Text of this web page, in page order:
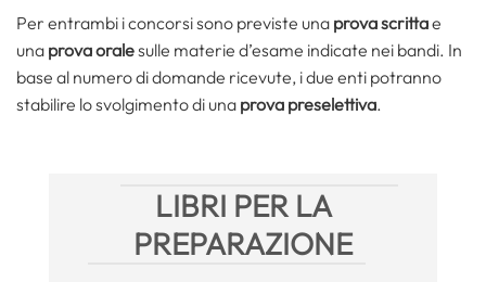
Per entrambi i concorsi sono previste una prova scrittae
una prova oralesulle materie d’esame indicate nei bandi. In
base al numero di domande ricevute, i due enti potranno
stabilire lo svolgimento di una prova preselettiva.
LIBRI PER LA
PREPARAZIONE